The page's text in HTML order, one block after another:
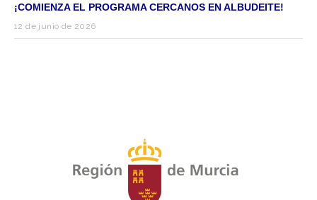
¡COMIENZA EL PROGRAMA CERCANOS EN ALBUDEITE!
12 de junio de 2026